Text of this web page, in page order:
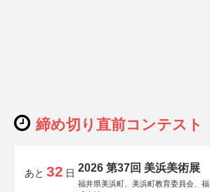
締め切り直前コンテスト
あと 32 日 2026 第37回 美浜美術展
福井県美浜町、美浜町教育委員会、